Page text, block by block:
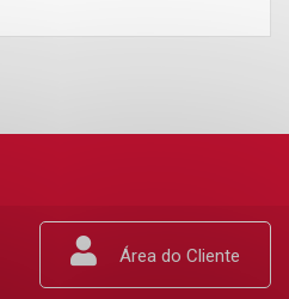
Área do Cliente